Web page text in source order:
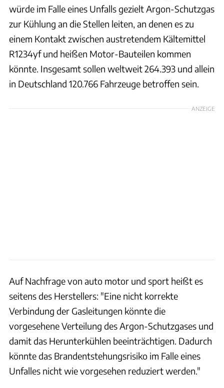
würde im Falle eines Unfalls gezielt Argon-Schutzgas
zur Kühlung an die Stellen leiten, an denen es zu
einem Kontakt zwischen austretendem Kältemittel
R1234yf und heißen Motor-Bauteilen kommen
könnte. Insgesamt sollen weltweit 264.393 und allein
in Deutschland 120.766 Fahrzeuge betroffen sein.
ANZEIGE
Auf Nachfrage von auto motor und sport heißt es
seitens des Herstellers: "Eine nicht korrekte
Verbindung der Gasleitungen könnte die
vorgesehene Verteilung des Argon-Schutzgases und
damit das Herunterkühlen beeinträchtigen. Dadurch
könnte das Brandentstehungsrisiko im Falle eines
Unfalles nicht wie vorgesehen reduziert werden."